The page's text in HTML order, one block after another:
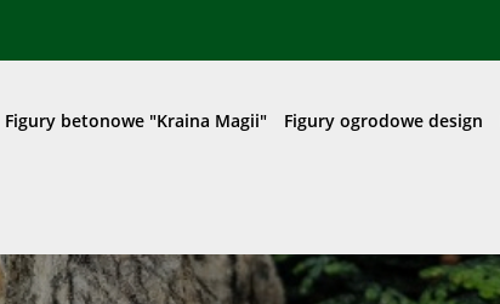
Figury betonowe "Kraina Magii" Figury ogrodowe design